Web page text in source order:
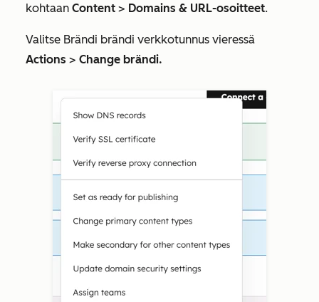
kohtaan Content > Domains & URL-osoitteet.
Valitse Brändi brändi verkkotunnus vieressä
Actions > Change brändi.